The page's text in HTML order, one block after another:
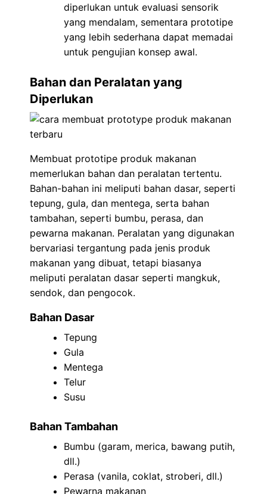
diperlukan untuk evaluasi sensorik
yang mendalam, sementara prototipe
yang lebih sederhana dapat memadai
untuk pengujian konsep awal.
Bahan dan Peralatan yang
Diperlukan
Membuat prototipe produk makanan
memerlukan bahan dan peralatan tertentu.
Bahan-bahan ini meliputi bahan dasar, seperti
tepung, gula, dan mentega, serta bahan
tambahan, seperti bumbu, perasa, dan
pewarna makanan. Peralatan yang digunakan
bervariasi tergantung pada jenis produk
makanan yang dibuat, tetapi biasanya
meliputi peralatan dasar seperti mangkuk,
sendok, dan pengocok.
Bahan Dasar
Tepung
Gula
Mentega
Telur
Susu
Bahan Tambahan
Bumbu (garam, merica, bawang putih,
dll.)
Perasa (vanila, coklat, stroberi, dll.)
Pewarna makanan